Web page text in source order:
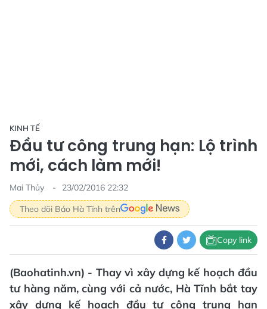
KINH TẾ
Đầu tư công trung hạn: Lộ trình
mới, cách làm mới!
Mai Thủy
23/02/2016 22:32
Theo dõi Báo Hà Tĩnh trên
Copy link
(Baohatinh.vn) - Thay vì xây dựng kế hoạch đầu
tư hàng năm, cùng với cả nước, Hà Tĩnh bắt tay
xây dựng kế hoạch đầu tư công trung hạn